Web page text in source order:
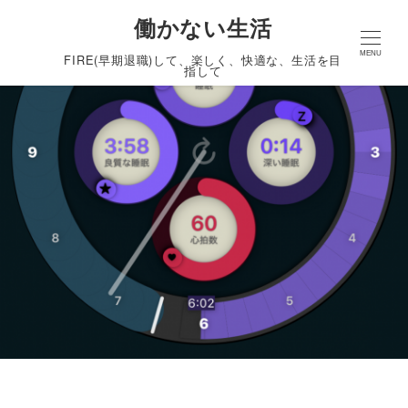
働かない生活
FIRE(早期退職)して、楽しく、快適な、生活を目
指して
MENU